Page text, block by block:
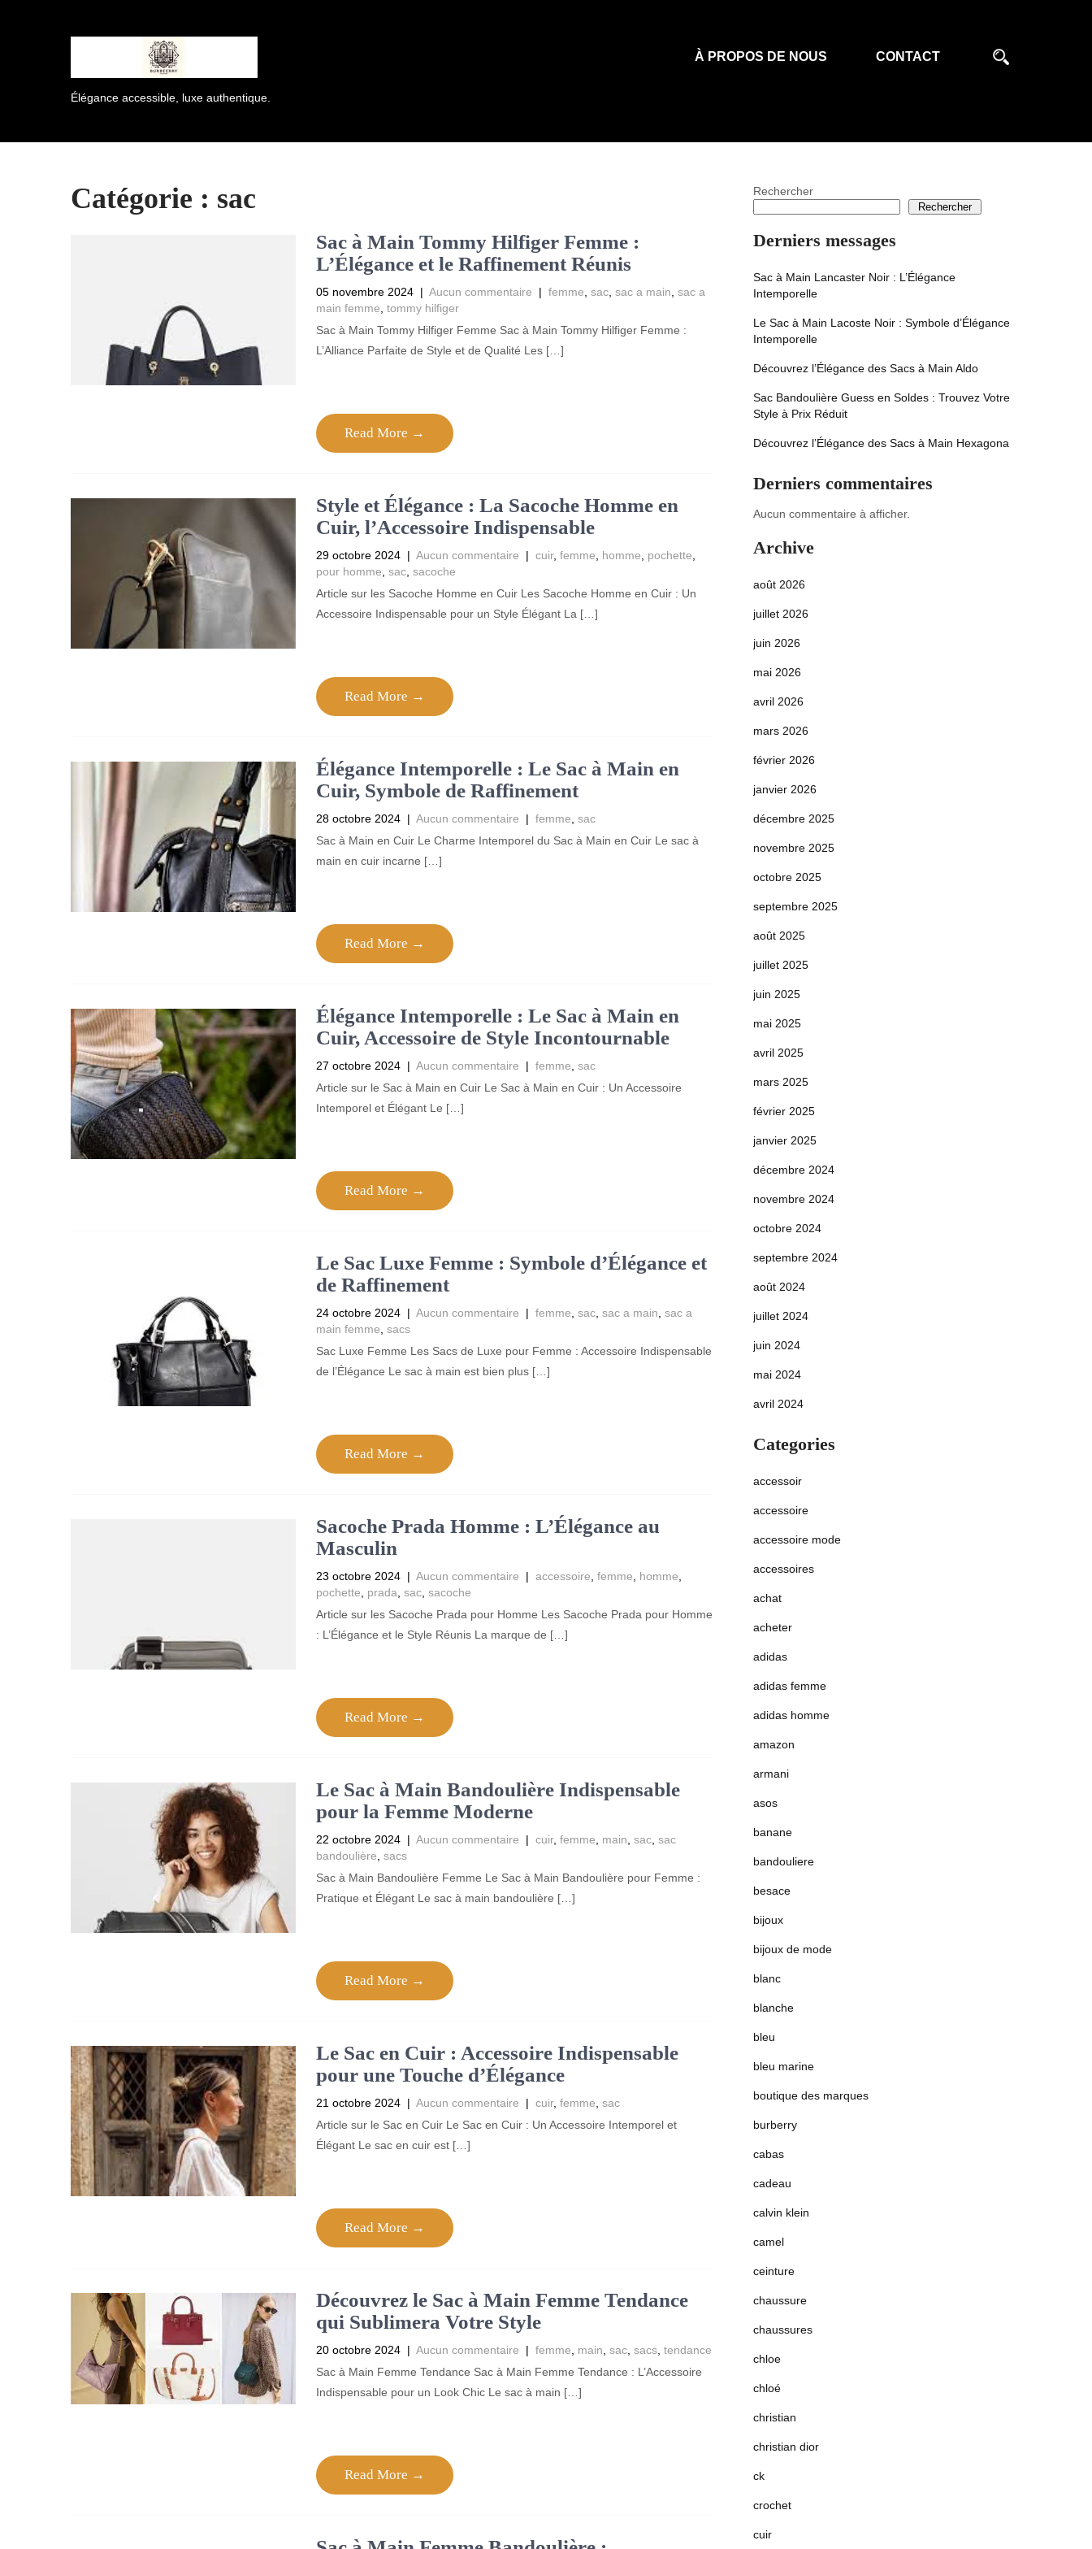
Élégance accessible, luxe authentique.
À PROPOS DE NOUS CONTACT
Catégorie : sac
Sac à Main Tommy Hilfiger Femme :
L’Élégance et le Raffinement Réunis
05 novembre 2024 | Aucun commentaire | femme sac, sac a main sac a
main femme tommy hilfiger
Sac à Main Tommy Hilfiger Femme Sac à Main Tommy Hilfiger Femme :
L’Alliance Parfaite de Style et de Qualité Les […]
Read More →
Style et Élégance : La Sacoche Homme en
Cuir, l’Accessoire Indispensable
29 octobre 2024 | Aucun commentaire | cuir, femme homme pochette
pour homme sac, sacoche
Article sur les Sacoche Homme en Cuir Les Sacoche Homme en Cuir : Un
Accessoire Indispensable pour un Style Élégant La […]
Read More →
Élégance Intemporelle : Le Sac à Main en
Cuir, Symbole de Raffinement
28 octobre 2024 | Aucun commentaire | femme sac
Sac à Main en Cuir Le Charme Intemporel du Sac à Main en Cuir Le sac à
main en cuir incarne […]
Read More →
Élégance Intemporelle : Le Sac à Main en
Cuir, Accessoire de Style Incontournable
27 octobre 2024 | Aucun commentaire | femme sac
Article sur le Sac à Main en Cuir Le Sac à Main en Cuir : Un Accessoire
Intemporel et Élégant Le […]
Read More →
Le Sac Luxe Femme : Symbole d’Élégance et
de Raffinement
24 octobre 2024 | Aucun commentaire | femme sac, sac a main sac a
main femme sacs
Sac Luxe Femme Les Sacs de Luxe pour Femme : Accessoire Indispensable
de l’Élégance Le sac à main est bien plus […]
Read More →
Sacoche Prada Homme : L’Élégance au
Masculin
23 octobre 2024 | Aucun commentaire | accessoire femme homme
pochette
prada sac, sacoche
Article sur les Sacoche Prada pour Homme Les Sacoche Prada pour Homme
: L’Élégance et le Style Réunis La marque de […]
Read More →
Le Sac à Main Bandoulière Indispensable
pour la Femme Moderne
22 octobre 2024 | Aucun commentaire | cuir, femme main sac, sac
bandoulière sacs
Sac à Main Bandoulière Femme Le Sac à Main Bandoulière pour Femme :
Pratique et Élégant Le sac à main bandoulière […]
Read More →
Le Sac en Cuir : Accessoire Indispensable
pour une Touche d’Élégance
21 octobre 2024 | Aucun commentaire | cuir, femme sac
Article sur le Sac en Cuir Le Sac en Cuir : Un Accessoire Intemporel et
Élégant Le sac en cuir est […]
Read More →
Découvrez le Sac à Main Femme Tendance
qui Sublimera Votre Style
20 octobre 2024 | Aucun commentaire | femme main sac, sacs, tendance
Sac à Main Femme Tendance Sac à Main Femme Tendance : L’Accessoire
Indispensable pour un Look Chic Le sac à main […]
Read More →
Rechercher
Rechercher
Derniers messages
Sac à Main Lancaster Noir : L’Élégance
Intemporelle
Le Sac à Main Lacoste Noir : Symbole d’Élégance
Intemporelle
Découvrez l’Élégance des Sacs à Main Aldo
Sac Bandoulière Guess en Soldes : Trouvez Votre
Style à Prix Réduit
Découvrez l’Élégance des Sacs à Main Hexagona
Derniers commentaires
Aucun commentaire à afficher.
Archive
août 2026
juillet 2026
juin 2026
mai 2026
avril 2026
mars 2026
février 2026
janvier 2026
décembre 2025
novembre 2025
octobre 2025
septembre 2025
août 2025
juillet 2025
juin 2025
mai 2025
avril 2025
mars 2025
février 2025
janvier 2025
décembre 2024
novembre 2024
octobre 2024
septembre 2024
août 2024
juillet 2024
juin 2024
mai 2024
avril 2024
Categories
accessoir
accessoire
accessoire mode
accessoires
achat
acheter
adidas
adidas femme
adidas homme
amazon
armani
asos
banane
bandouliere
besace
bijoux
bijoux de mode
blanc
blanche
bleu
bleu marine
boutique des marques
burberry
cabas
cadeau
calvin klein
camel
ceinture
chaussure
chaussures
chloe
chloé
christian
christian dior
ck
crochet
cuir